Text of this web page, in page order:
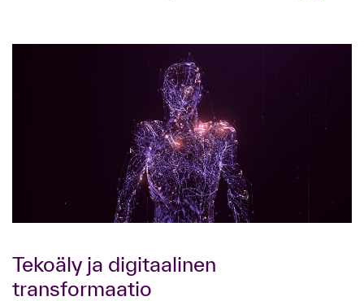
Tekoäly ja digitaalinen
transformaatio